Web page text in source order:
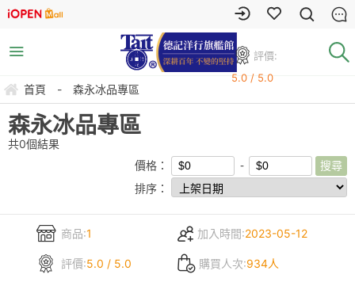
評價:
5.0 / 5.0
首頁 - 森永冰品專區
森永冰品專區
共0個結果
價格：
排序：
商品:1 加入時間:2023-05-12
評價:5.0 / 5.0 購買人次:934人